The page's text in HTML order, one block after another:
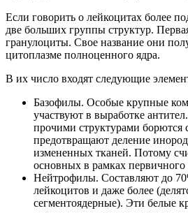
Если говорить о лейкоцитах более
две больших группы структур.
гранулоциты. Свое название они
цитоплазме полноценного ядра.
В их число входят следующие
Базофилы. Особые крупные
участвуют в выработке
прочими структурами борются
предотвращают деление
измененных тканей. Потому
основных в рамках
Нейтрофилы. Составляют до
лейкоцитов и даже более
сегментоядерные). Эти белые